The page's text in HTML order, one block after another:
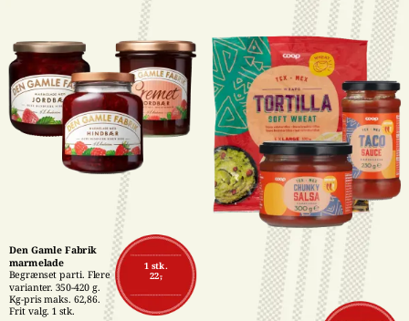
1 stk.
22,-
Den Gamle Fabrik
marmelade
Begrænset parti. Flere
varianter. 350-420 g.
Kg-pris maks. 62,86.
Frit valg. 1 stk.